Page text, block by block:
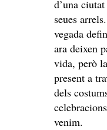
d’una
seues
vegada
ara deixen
vida, però
present a
dels
venim.